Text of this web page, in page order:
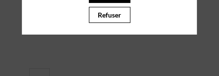
Effacer tous les filtres
Refuser